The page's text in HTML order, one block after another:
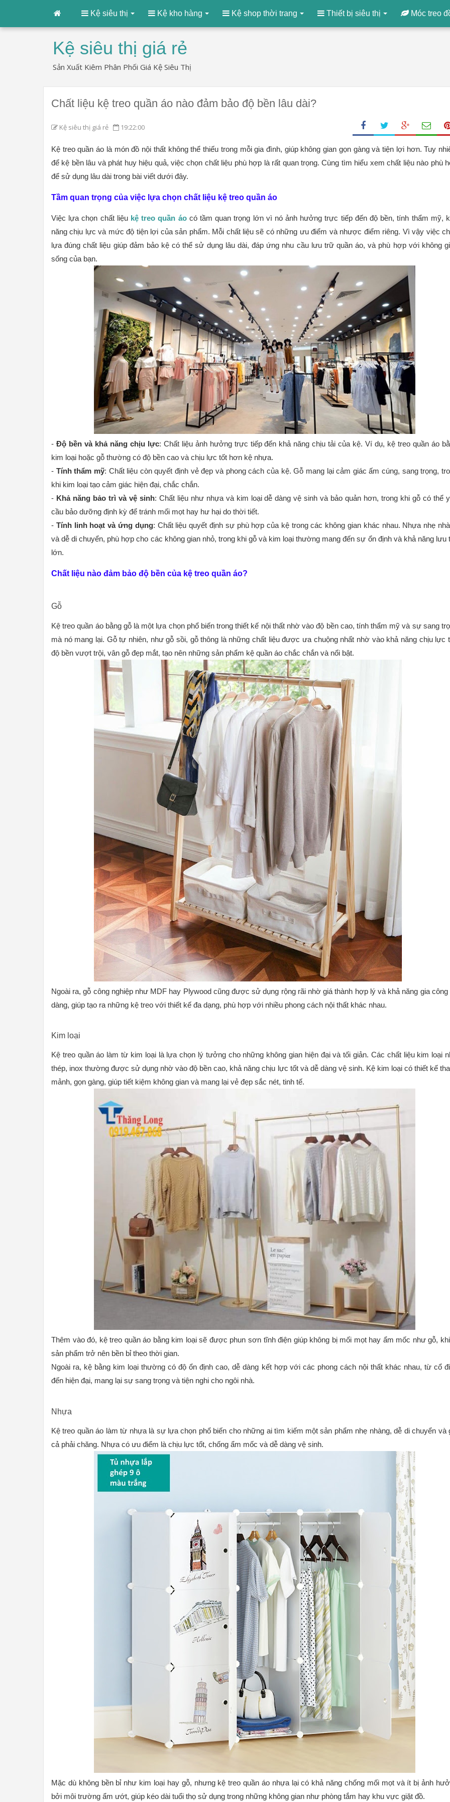
Kệ siêu thị Kệ kho hàng Kệ shop thời trang Thiết bị siêu thị Móc treo
Kệ siêu thị giá rẻ
Sản Xuất Kiêm Phân Phối Giá Kệ Siêu Thị
Chất liệu kệ treo quần áo nào đảm bảo độ bền lâu dài?
Kệ siêu thị giá rẻ 19:22:00
Kệ treo quần áo là món đồ nội thất không thể thiếu trong mỗi gia đình, giúp không gian gọn gàng và tiện lợi hơn. Tuy
để kệ bền lâu và phát huy hiệu quả, việc chọn chất liệu phù hợp là rất quan trọng. Cùng tìm hiểu xem chất liệu nào phù
để sử dụng lâu dài trong bài viết dưới đây.
Tầm quan trọng của việc lựa chọn chất liệu kệ treo quần áo
Việc lựa chọn chất liệu kệ treo quần áocó tầm quan trọng lớn vì nó ảnh hưởng trực tiếp đến độ bền, tính thẩm mỹ,
năng chịu lực và mức độ tiện lợi của sản phẩm. Mỗi chất liệu sẽ có những ưu điểm và nhược điểm riêng. Vì vậy việc
lựa đúng chất liệu giúp đảm bảo kệ có thể sử dụng lâu dài, đáp ứng nhu cầu lưu trữ quần áo, và phù hợp với không
sống của bạn.
- Độ bền và khả năng chịu lực: Chất liệu ảnh hưởng trực tiếp đến khả năng chịu tải của kệ. Ví dụ, kệ treo quần áo
kim loại hoặc gỗ thường có độ bền cao và chịu lực tốt hơn kệ nhựa.
- Tính thẩm mỹ: Chất liệu còn quyết định vẻ đẹp và phong cách của kệ. Gỗ mang lại cảm giác ấm cúng, sang trọng,
khi kim loại tạo cảm giác hiện đại, chắc chắn.
- Khả năng bảo trì và vệ sinh: Chất liệu như nhựa và kim loại dễ dàng vệ sinh và bảo quản hơn, trong khi gỗ có thể
cầu bảo dưỡng định kỳ để tránh mối mọt hay hư hại do thời tiết.
- Tính linh hoạt và ứng dụng: Chất liệu quyết định sự phù hợp của kệ trong các không gian khác nhau. Nhựa nhẹ
và dễ di chuyển, phù hợp cho các không gian nhỏ, trong khi gỗ và kim loại thường mang đến sự ổn định và khả năng lưu
lớn.
Chất liệu nào đảm bảo độ bền của kệ treo quần áo?
Gỗ
Kệ treo quần áo bằng gỗ là một lựa chọn phổ biến trong thiết kế nội thất nhờ vào độ bền cao, tính thẩm mỹ và sự sang
mà nó mang lại. Gỗ tự nhiên, như gỗ sồi, gỗ thông là những chất liệu được ưa chuộng nhất nhờ vào khả năng chịu lực
độ bền vượt trội, vân gỗ đẹp mắt, tạo nên những sản phẩm kệ quần áo chắc chắn và nổi bật.
Ngoài ra, gỗ công nghiệp như MDF hay Plywood cũng được sử dụng rộng rãi nhờ giá thành hợp lý và khả năng gia công
dàng, giúp tạo ra những kệ treo với thiết kế đa dạng, phù hợp với nhiều phong cách nội thất khác nhau.
Kim loại
Kệ treo quần áo làm từ kim loại là lựa chọn lý tưởng cho những không gian hiện đại và tối giản. Các chất liệu kim loại
thép, inox thường được sử dụng nhờ vào độ bền cao, khả năng chịu lực tốt và dễ dàng vệ sinh. Kệ kim loại có thiết kế
mảnh, gọn gàng, giúp tiết kiệm không gian và mang lại vẻ đẹp sắc nét, tinh tế.
Thêm vào đó, kệ treo quần áo bằng kim loại sẽ được phun sơn tĩnh điện giúp không bị mối mọt hay ẩm mốc như gỗ,
sản phẩm trở nên bền bỉ theo thời gian.
Ngoài ra, kệ bằng kim loại thường có độ ổn định cao, dễ dàng kết hợp với các phong cách nội thất khác nhau, từ cổ
đến hiện đại, mang lại sự sang trọng và tiện nghi cho ngôi nhà.
Nhựa
Kệ treo quần áo làm từ nhựa là sự lựa chọn phổ biến cho những ai tìm kiếm một sản phẩm nhẹ nhàng, dễ di chuyển và
cả phải chăng. Nhựa có ưu điểm là chịu lực tốt, chống ẩm mốc và dễ dàng vệ sinh.
Mặc dù không bền bỉ như kim loại hay gỗ, nhưng kệ treo quần áo nhựa lại có khả năng chống mối mọt và ít bị ảnh
bởi môi trường ẩm ướt, giúp kéo dài tuổi thọ sử dụng trong những không gian như phòng tắm hay khu vực giặt đồ.